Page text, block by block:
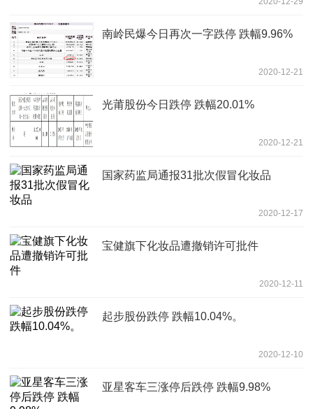
南岭民爆今日再次一字跌停 跌幅9.96%
2020-12-21
光莆股份今日跌停 跌幅20.01%
2020-12-21
国家药监局通报31批次假冒化妆品
2020-12-17
宝健旗下化妆品遭撤销许可批件
2020-12-11
起步股份跌停 跌幅10.04%。
2020-12-10
亚星客车三涨停后跌停 跌幅9.98%